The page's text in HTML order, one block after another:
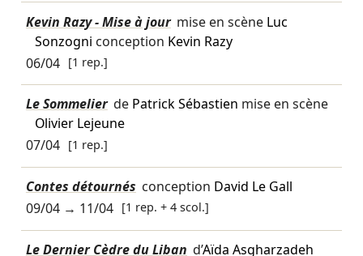
Kevin Razy - Mise à jour mise en scène Luc
Sonzogni conception Kevin Razy
06/04 [1 rep.]
Le Sommelier de Patrick Sébastien mise en scène
Olivier Lejeune
07/04 [1 rep.]
Contes détournés conception David Le Gall
09/04→ 11/04 [1 rep. + 4 scol.]
Le Dernier Cèdre du Liban d’Aïda Asgharzadeh